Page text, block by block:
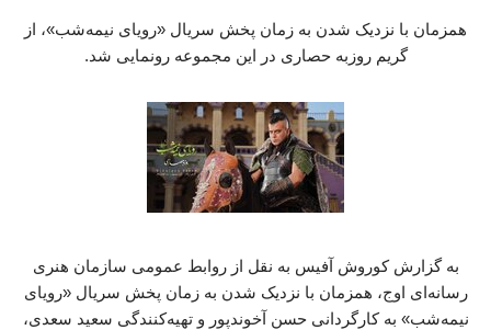
همزمان با نزدیک شدن به زمان پخش سریال «رویای نیمه‌شب»، از
گریم روزبه حصاری در این مجموعه رونمایی شد.
به گزارش کوروش آفیس به نقل از روابط عمومی سازمان هنری
رسانه‌ای اوج، همزمان با نزدیک شدن به زمان پخش سریال «رویای
نیمه‌شب» به کارگردانی حسن آخوندپور و تهیه‌کنندگی سعید سعدی،